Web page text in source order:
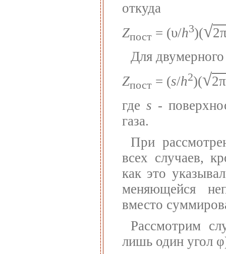
откуда
Zпост = (υ/h3)(√
Для двумерного
Zпост = (s/h2)(√2π
где s -
газа.
При
всех случаев,
как это
меняющейся
вместо
Рассмотрим
лишь один угол